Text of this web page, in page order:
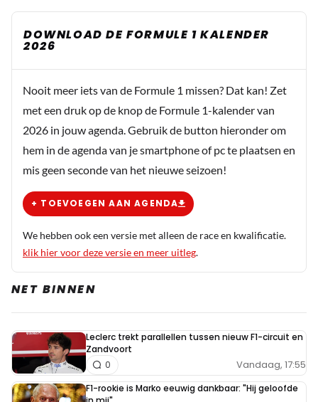
DOWNLOAD DE FORMULE 1 KALENDER
2026
Nooit meer iets van de Formule 1 missen? Dat kan! Zet
met een druk op de knop de Formule 1-kalender van
2026 in jouw agenda. Gebruik de button hieronder om
hem in de agenda van je smartphone of pc te plaatsen en
mis geen seconde van het nieuwe seizoen!
+ TOEVOEGEN AAN AGENDA
We hebben ook een versie met alleen de race en kwalificatie.
klik hier voor deze versie en meer uitleg.
NET BINNEN
Leclerc trekt parallellen tussen nieuw F1-circuit en
Zandvoort
Vandaag, 17:55
0
F1-rookie is Marko eeuwig dankbaar: "Hij geloofde